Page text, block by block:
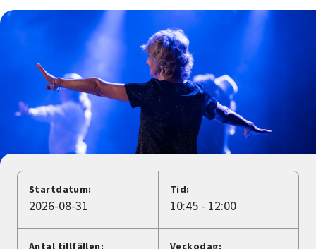
Starta studiecirkel
Cirkelledare
Nyheter
Avdelningar
Lyssna
Startdatum:
2026-08-31
Tid:
10:45 - 12:00
Antal tillfällen: Veckodag: